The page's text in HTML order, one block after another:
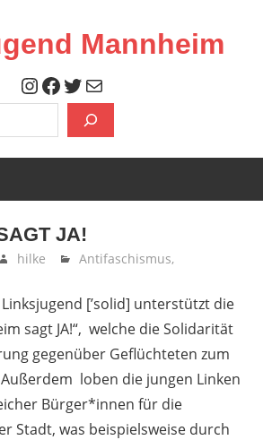
Mannheim
Instagram
Facebook
Twitter
Mail
Suchen
JA!
hilke Antifaschismus,
[’solid] unterstützt die
sagt JA!“, welche die Solidarität
gegenüber Geflüchteten zum
loben die jungen Linken
Bürger*innen für die
Stadt, was beispielsweise durch